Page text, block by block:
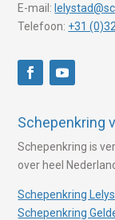
E-mail:
Telefoon: +31
Schepenkring
Schepenkring is
over heel
Schepenkring
Schepenkring